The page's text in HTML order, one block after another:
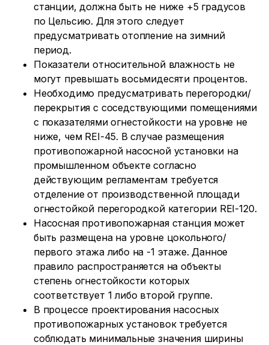
станции, должна быть не ниже +5 градусов
по Цельсию. Для этого следует
предусматривать отопление на зимний
период.
Показатели относительной влажность не
могут превышать восьмидесяти процентов.
Необходимо предусматривать перегородки/
перекрытия с соседствующими помещениями
с показателями огнестойкости на уровне не
ниже, чем REI-45. В случае размещения
противопожарной насосной установки на
промышленном объекте согласно
действующим регламентам требуется
отделение от производственной площади
огнестойкой перегородкой категории REI-120.
Насосная противопожарная станция может
быть размещена на уровне цокольного/
первого этажа либо на -1 этаже. Данное
правило распространяется на объекты
степень огнестойкости которых
соответствует 1 либо второй группе.
В процессе проектирования насосных
противопожарных установок требуется
соблюдать минимальные значения ширины